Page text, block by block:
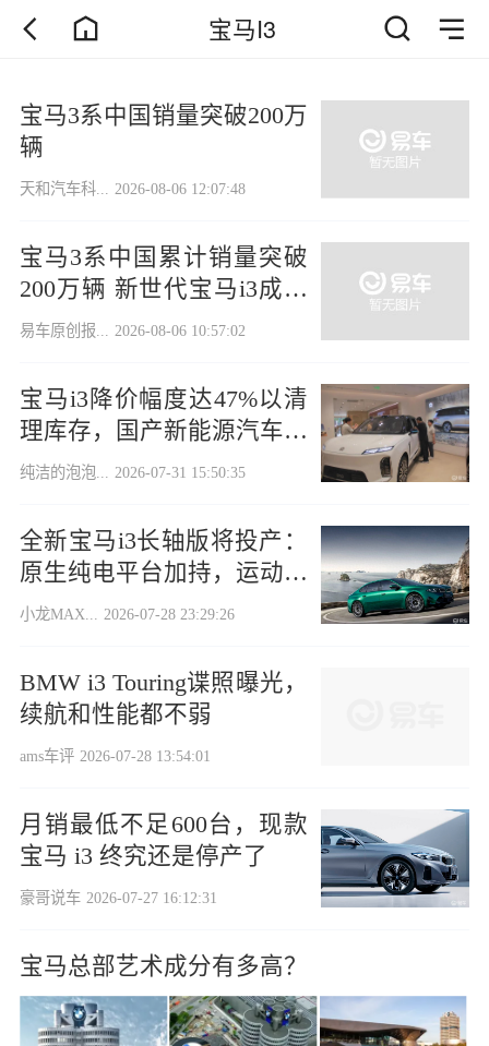
宝马I3
宝马3系中国销量突破200万
辆
天和汽车科... 2026-08-06 12:07:48
宝马3系中国累计销量突破
200万辆 新世代宝马i3成都
车展亮相
易车原创报... 2026-08-06 10:57:02
宝马i3降价幅度达47%以清
理库存，国产新能源汽车可
争夺多少市场份额？
纯洁的泡泡... 2026-07-31 15:50:35
全新宝马i3长轴版将投产：
原生纯电平台加持，运动回
来了？
小龙MAX... 2026-07-28 23:29:26
BMW i3 Touring谍照曝光，
续航和性能都不弱
ams车评 2026-07-28 13:54:01
月销最低不足600台，现款
宝马 i3 终究还是停产了
豪哥说车 2026-07-27 16:12:31
宝马总部艺术成分有多高？